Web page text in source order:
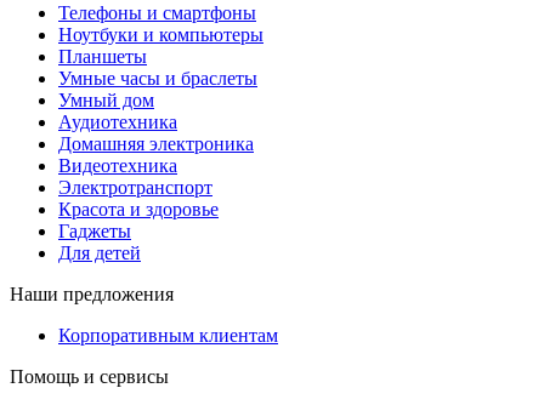
Телефоны и смартфоны
Ноутбуки и компьютеры
Планшеты
Умные часы и браслеты
Умный дом
Аудиотехника
Домашняя электроника
Видеотехника
Электротранспорт
Красота и здоровье
Гаджеты
Для детей
Наши предложения
Корпоративным клиентам
Помощь и сервисы